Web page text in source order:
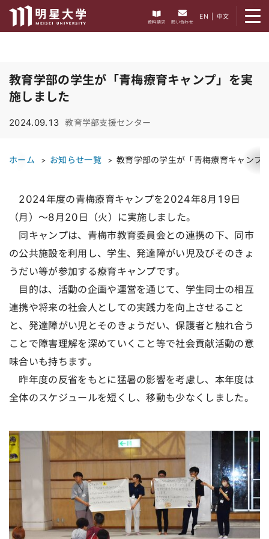
資料請求 問い合わせ
EN 中文
教育学部の学生が「青梅療育キャンプ」を実
施しました
2024.09.13 教育学部支援センター
ホーム お知らせ一覧 教育学部の学生が「青梅療育キャンプ
2024年度の青梅療育キャンプを2024年8月19日
（月）～8月20日（火）に実施しました。
同キャンプは、青梅市教育委員会との連携の下、同市
の公共施設を利用し、学生、発達障がい児及びそのきょ
うだい等が参加する療育キャンプです。
目的は、活動の企画や運営を通じて、学生同士の相互
連携や将来の社会人としての実践力を向上させること
と、発達障がい児とそのきょうだい、保護者と触れ合う
ことで障害理解を深めていくこと等で社会貢献活動の意
味合いも持ちます。
昨年度の反省をもとに猛暑の影響を考慮し、本年度は
全体のスケジュールを短くし、移動も少なくしました。